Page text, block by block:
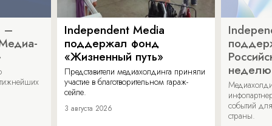
–
Independent Media
поддержал фонд
«Жизненный путь»
Представители медиахолдинга приняли
участие в благотворительном гараж-
сейле.
3 августа 2026
неделю
событий
страны.